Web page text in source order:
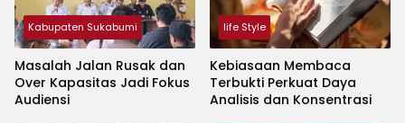
Kabupaten Sukabumi
Masalah Jalan Rusak dan
Over Kapasitas Jadi Fokus
Audiensi
life Style
Kebiasaan Membaca
Terbukti Perkuat Daya
Analisis dan Konsentrasi